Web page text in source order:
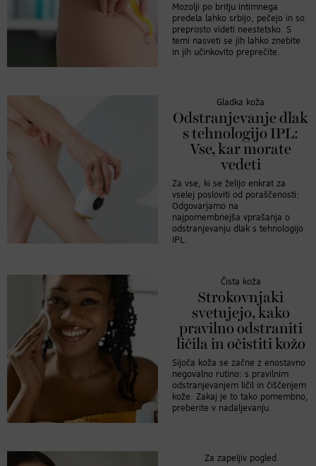
Mozolji po britju intimnega
predela lahko srbijo, pečejo in so
preprosto videti neestetsko. S
temi nasveti se jih lahko znebite
in jih učinkovito preprečite.
Gladka koža
Odstranjevanje dlak
s tehnologijo IPL:
Vse, kar morate
vedeti
Za vse, ki se želijo enkrat za
vselej posloviti od poraščenosti:
Odgovarjamo na
najpomembnejša vprašanja o
odstranjevanju dlak s tehnologijo
IPL.
Čista koža
Strokovnjaki
svetujejo, kako
pravilno odstraniti
ličila in očistiti kožo
Sijoča koža se začne z enostavno
negovalno rutino: s pravilnim
odstranjevanjem ličil in čiščenjem
kože. Zakaj je to tako pomembno,
preberite v nadaljevanju.
Za zapeljiv pogled